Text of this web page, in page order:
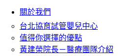
關於我們
台北協育試管嬰兒中心
值得你選擇的優點
黃建榮院長－醫療團隊介紹